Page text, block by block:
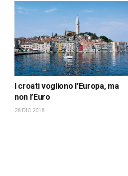
I croati vogliono l’Europa, ma
non l’Euro
28 DIC 2018